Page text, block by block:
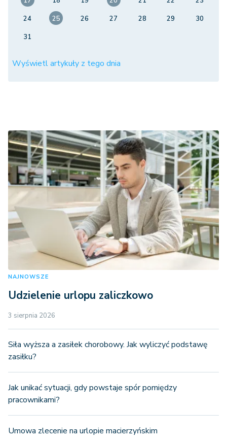
24
25 26 27 28 29
30
31
Wyświetl artykuły z tego dnia
NAJNOWSZE
Udzielenie urlopu zaliczkowo
3 sierpnia 2026
Siła wyższa a zasiłek chorobowy. Jak wyliczyć podstawę
zasiłku?
Jak unikać sytuacji, gdy powstaje spór pomiędzy
pracownikami?
Umowa zlecenie na urlopie macierzyńskim